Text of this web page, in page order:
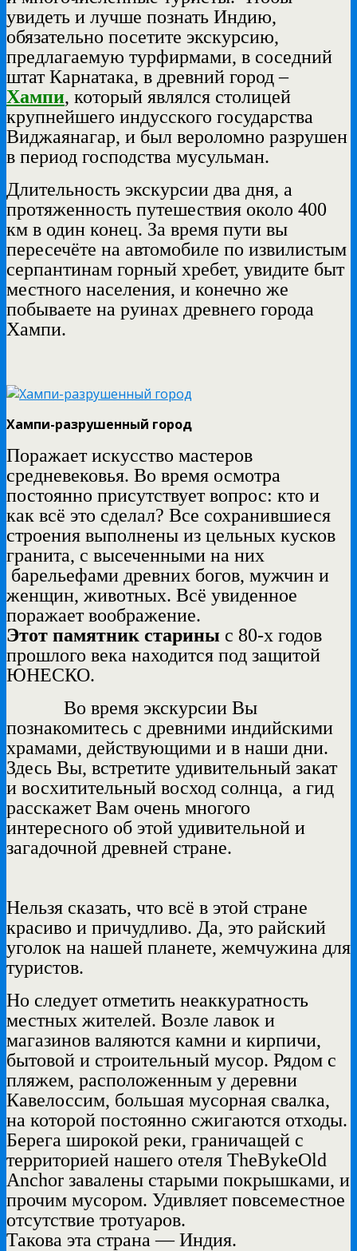
увидеть и лучше познать Индию,
обязательно посетите экскурсию,
предлагаемую турфирмами, в соседний
штат Карнатака, в древний город –
Хампи, который являлся столицей
крупнейшего индусского государства
Виджаянагар, и был вероломно разрушен
в период господства мусульман.
Длительность экскурсии два дня, а
протяженность путешествия около 400
км в один конец. За время пути вы
пересечёте на автомобиле по извилистым
серпантинам горный хребет, увидите быт
местного населения, и конечно же
побываете на руинах древнего города
Хампи.
Хампи-разрушенный город
Поражает искусство мастеров
средневековья. Во время осмотра
постоянно присутствует вопрос: кто и
как всё это сделал? Все сохранившиеся
строения выполнены из цельных кусков
гранита, с высеченными на них
барельефами древних богов, мужчин и
женщин, животных. Всё увиденное
поражает воображение.
Этот памятник старины с 80-х годов
прошлого века находится под защитой
ЮНЕСКО.
Во время экскурсии Вы
познакомитесь с древними индийскими
храмами, действующими и в наши дни.
Здесь Вы, встретите удивительный закат
и восхитительный восход солнца, а гид
расскажет Вам очень многого
интересного об этой удивительной и
загадочной древней стране.
Нельзя сказать, что всё в этой стране
красиво и причудливо. Да, это райский
уголок на нашей планете, жемчужина для
туристов.
Но следует отметить неаккуратность
местных жителей. Возле лавок и
магазинов валяются камни и кирпичи,
бытовой и строительный мусор. Рядом с
пляжем, расположенным у деревни
Кавелоссим, большая мусорная свалка,
на которой постоянно сжигаются отходы.
Берега широкой реки, граничащей с
территорией нашего отеля TheBykeOld
Anchor завалены старыми покрышками, и
прочим мусором. Удивляет повсеместное
отсутствие тротуаров.
Такова эта страна — Индия.